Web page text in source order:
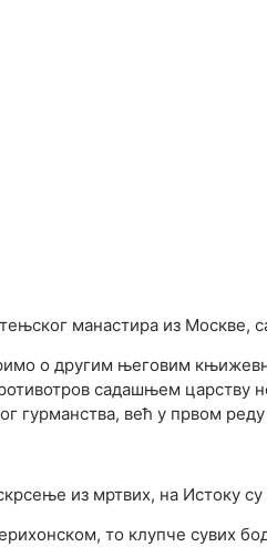
манастира из
о другим његовим
садашњем царству
гурманства, већ у првом
из мртвих, на Истоку
то клупче сувих